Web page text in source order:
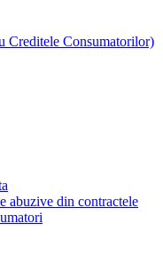
Creditele Consumatorilor)
abuzive din contractele